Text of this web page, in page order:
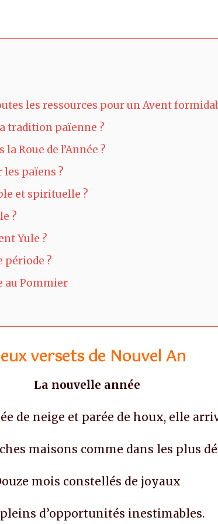
les ressources pour un Avent
tradition païenne ?
Roue de l’Année ?
les païens ?
et spirituelle ?
?
Yule ?
période ?
au Pommier
versets de Nouvel An
La nouvelle année
de neige et parée de houx, elle
maisons comme dans les plus
mois constellés de joyaux
d’opportunités inestimables.